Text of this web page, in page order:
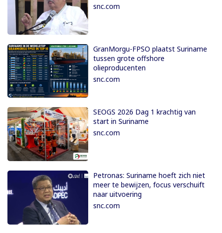
snc.com
GranMorgu-FPSO plaatst Suriname
tussen grote offshore
olieproducenten
snc.com
SEOGS 2026 Dag 1 krachtig van
start in Suriname
snc.com
Petronas: Suriname hoeft zich niet
meer te bewijzen, focus verschuift
naar uitvoering
snc.com